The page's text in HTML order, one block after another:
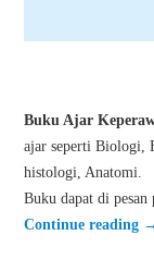
Buku Ajar
ajar seperti Biologi,
histologi, Anatomi.
Buku dapat di pesan
Continue reading →